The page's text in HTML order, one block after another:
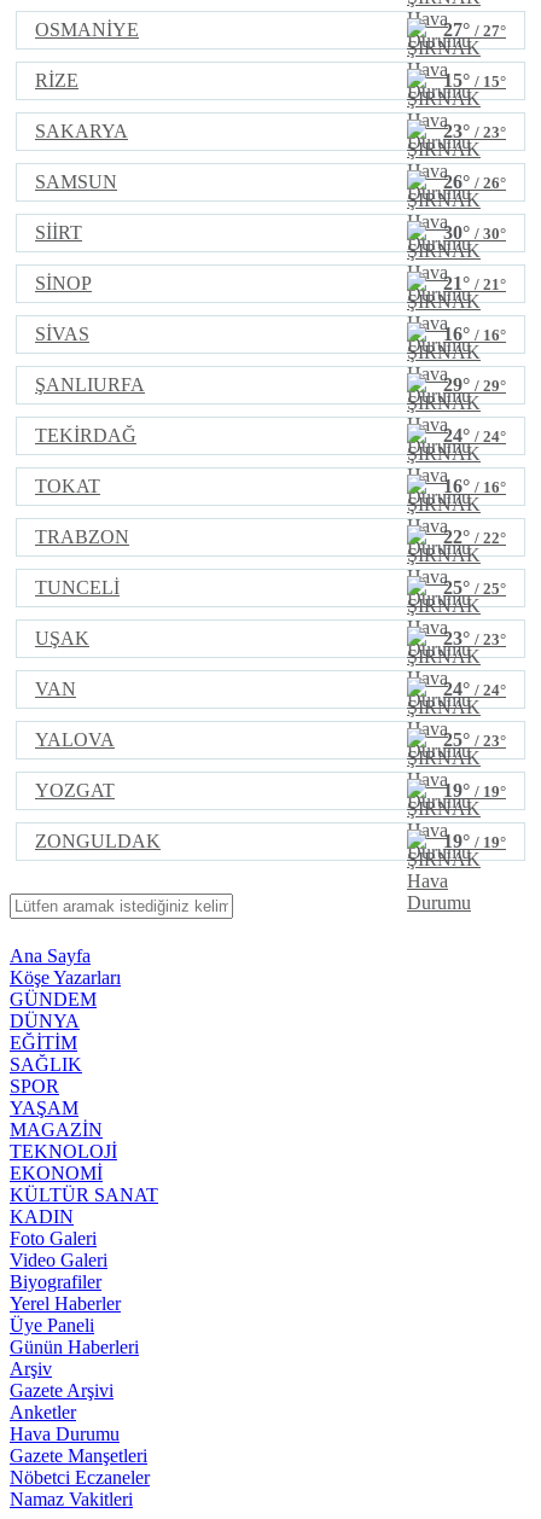
OSMANİYE 27° / 27°
RİZE 15° / 15°
SAKARYA 23° / 23°
SAMSUN 26° / 26°
SİİRT 30° / 30°
SİNOP 21° / 21°
SİVAS 16° / 16°
ŞANLIURFA 29° / 29°
TEKİRDAĞ 24° / 24°
TOKAT 16° / 16°
TRABZON 22° / 22°
TUNCELİ 25° / 25°
UŞAK 23° / 23°
VAN 24° / 24°
YALOVA 25° / 23°
YOZGAT 19° / 19°
ZONGULDAK 19° / 19°
Ana Sayfa
Köşe Yazarları
GÜNDEM
DÜNYA
EĞİTİM
SAĞLIK
SPOR
YAŞAM
MAGAZİN
TEKNOLOJİ
EKONOMİ
KÜLTÜR SANAT
KADIN
Foto Galeri
Video Galeri
Biyografiler
Yerel Haberler
Üye Paneli
Günün Haberleri
Arşiv
Gazete Arşivi
Anketler
Hava Durumu
Gazete Manşetleri
Nöbetci Eczaneler
Namaz Vakitleri